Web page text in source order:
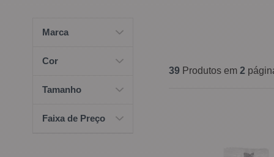
Segunda à sexta -
09:00h
Marca
Cor
Tamanho
Faixa de Preço
39 Produtos em 2